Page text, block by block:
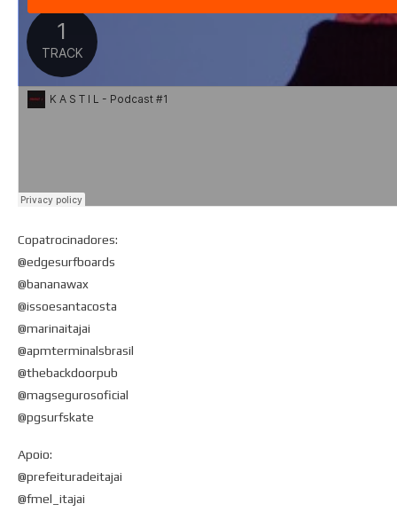
Copatrocinadores:
@edgesurfboards
@bananawax
@issoesantacosta
@marinaitajai
@apmterminalsbrasil
@thebackdoorpub
@magsegurosoficial
@pgsurfskate
Apoio:
@prefeituradeitajai
@fmel_itajai